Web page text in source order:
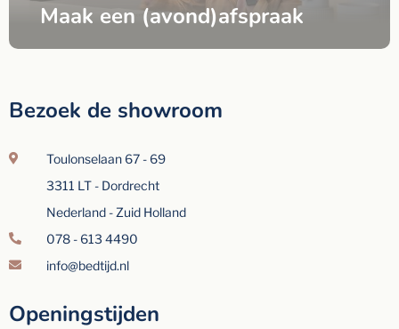
Maak een (avond)afspraak
Bezoek de showroom
Toulonselaan 67 - 69
3311 LT - Dordrecht
Nederland - Zuid Holland
078 - 613 4490
info@bedtijd.nl
Openingstijden